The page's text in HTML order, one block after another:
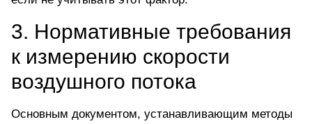
3. Нормативные требования
к измерению скорости
воздушного потока
Основным документом, устанавливающим методы